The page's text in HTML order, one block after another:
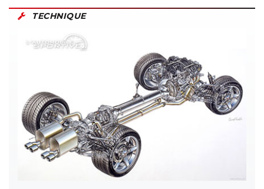
TECHNIQUE